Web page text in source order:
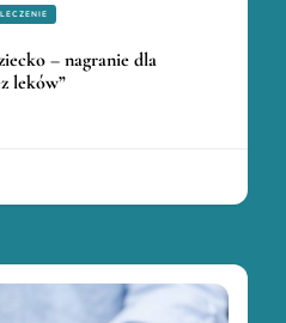
LECZENIE
– nagranie dla
leków”